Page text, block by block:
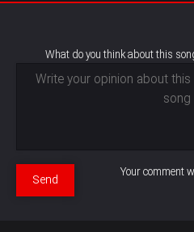
What do you think about this
Your comment
Send